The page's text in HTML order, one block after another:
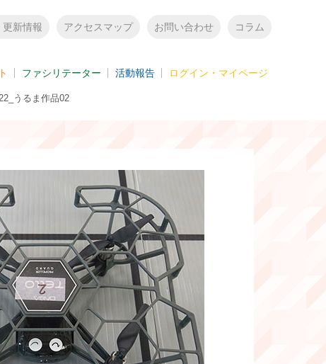
更新情報 アクセスマップ お問い合わせ コラム
ファシリテーター 活動報告 ログイン・マイページ
うるま作品02